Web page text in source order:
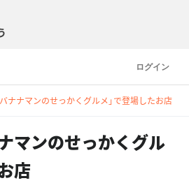
ログイン
ナナマンのせっかくグルメ」で登場したお店
マンのせっかくグル
店